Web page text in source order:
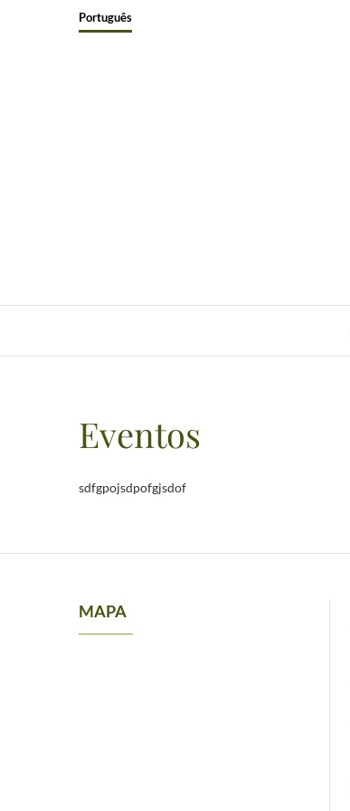
Português
Eventos
sdfgpojsdpofgjsdof
MAPA